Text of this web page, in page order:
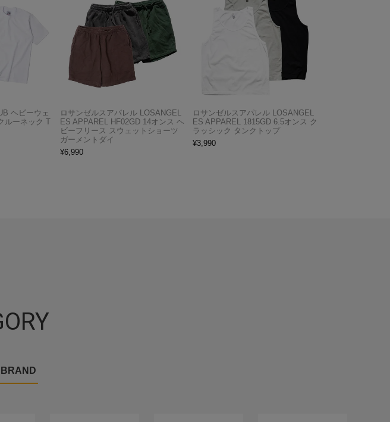
ヘビーウェ
ルーネック T
ロサンゼルスアパレル LOSANGEL
ES APPAREL HF02GD 14オンス ヘ
ビーフリース スウェットショーツ
ガーメントダイ
¥6,990
ロサンゼルスアパレル LOSANGEL
ES APPAREL 1815GD 6.5オンス ク
ラッシック タンクトップ
¥3,990
BRAND